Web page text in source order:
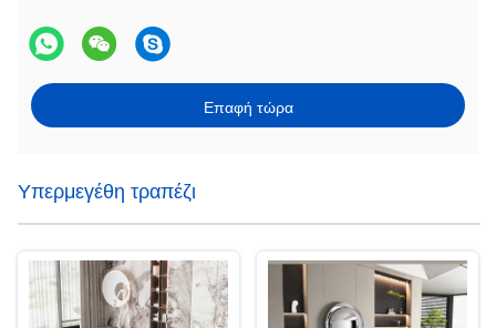
Επαφή τώρα
Υπερμεγέθη τραπέζι